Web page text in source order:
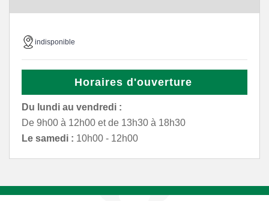
indisponible
Horaires d'ouverture
Du lundi au vendredi :
De 9h00 à 12h00 et de 13h30 à 18h30
Le samedi : 10h00 - 12h00